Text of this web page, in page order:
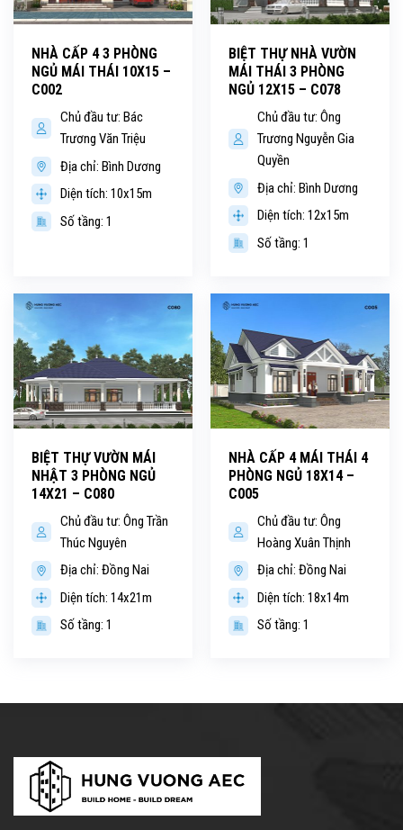
NHÀ CẤP 4 3 PHÒNG
NGỦ MÁI THÁI 10X15 –
C002
Chủ đầu tư: Bác
Trương Văn Triệu
Địa chỉ: Bình Dương
Diện tích: 10x15m
Số tầng: 1
BIỆT THỰ NHÀ VƯỜN
MÁI THÁI 3 PHÒNG
NGỦ 12X15 – C078
Chủ đầu tư: Ông
Trương Nguyễn Gia
Quyền
Địa chỉ: Bình Dương
Diện tích: 12x15m
Số tầng: 1
BIỆT THỰ VƯỜN MÁI
NHẬT 3 PHÒNG NGỦ
14X21 – C080
Chủ đầu tư: Ông Trần
Thúc Nguyên
Địa chỉ: Đồng Nai
Diện tích: 14x21m
Số tầng: 1
NHÀ CẤP 4 MÁI THÁI 4
PHÒNG NGỦ 18X14 –
C005
Chủ đầu tư: Ông
Hoàng Xuân Thịnh
Địa chỉ: Đồng Nai
Diện tích: 18x14m
Số tầng: 1